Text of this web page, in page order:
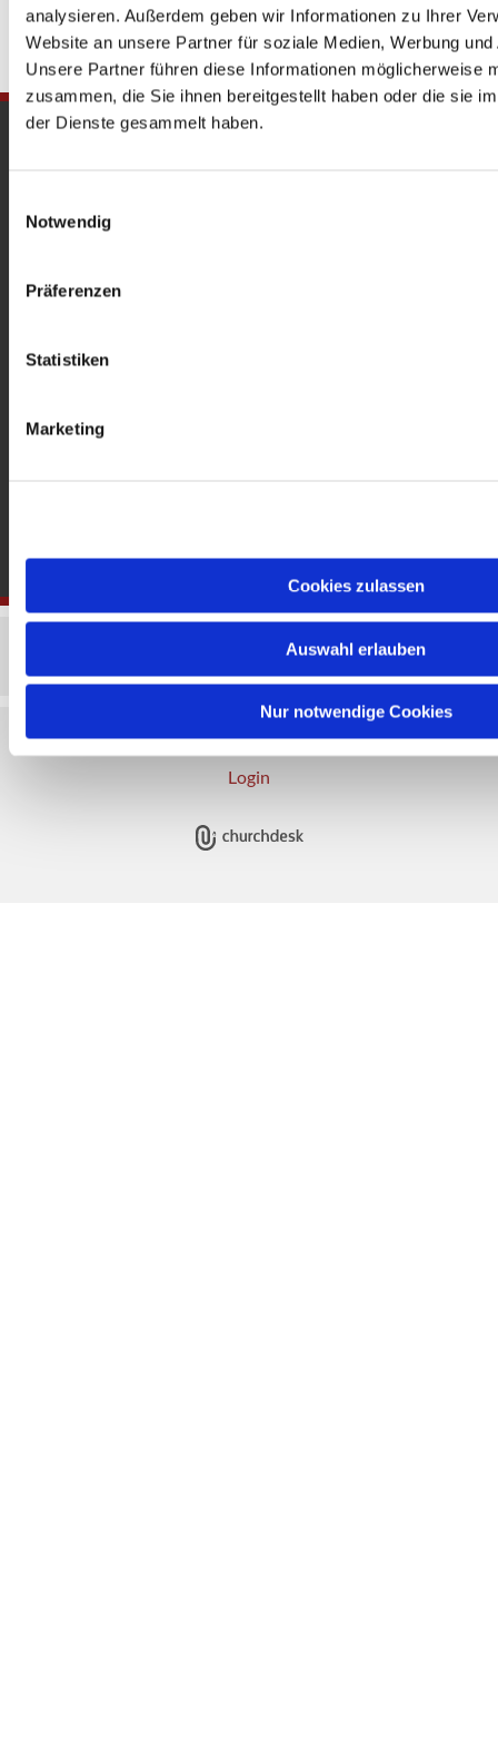
analysieren. Außerdem geben wir Informationen zu Ihrer
Website an unsere Partner für soziale Medien, Werbung
Unsere Partner führen diese Informationen möglicherweise
zusammen, die Sie ihnen bereitgestellt haben oder die sie
der Dienste gesammelt haben.
Notwendig
Präferenzen
Statistiken
Marketing
Cookies zulassen
Auswahl erlauben
Nur notwendige Cookies
Heckerdamm 230, 13627 Berlin |
Offene Kirche: Täglich 08-18 Uhr
Impressum Datenschutzerklärung
ChurchDesk-
Login